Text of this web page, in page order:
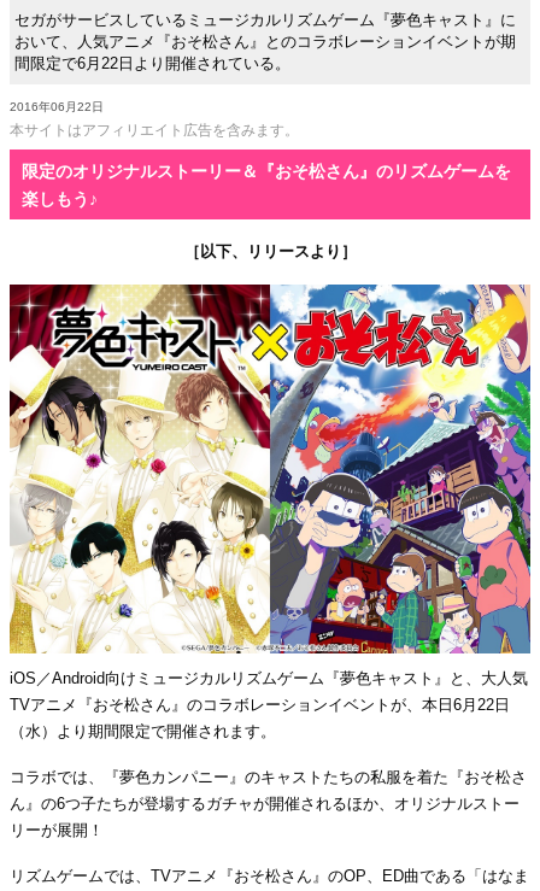
セガがサービスしているミュージカルリズムゲーム『夢色キャスト』に
おいて、人気アニメ『おそ松さん』とのコラボレーションイベントが期
間限定で6月22日より開催されている。
2016年06月22日
本サイトはアフィリエイト広告を含みます。
限定のオリジナルストーリー＆『おそ松さん』のリズムゲームを
楽しもう♪
［以下、リリースより］
iOS／Android向けミュージカルリズムゲーム『夢色キャスト』と、大人気
TVアニメ『おそ松さん』のコラボレーションイベントが、本日6月22日
（水）より期間限定で開催されます。
コラボでは、『夢色カンパニー』のキャストたちの私服を着た『おそ松さ
ん』の6つ子たちが登場するガチャが開催されるほか、オリジナルストー
リーが展開！
リズムゲームでは、TVアニメ『おそ松さん』のOP、ED曲である「はなま